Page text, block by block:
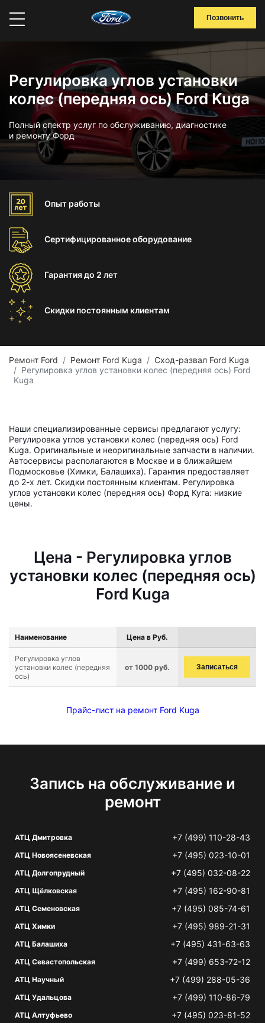
Позвонить
Регулировка углов установки
колес (передняя ось) Ford Kuga
Полный спектр услуг по обслуживанию, диагностике
и ремонту Форд
Опыт работы
Сертифицированноеоборудование
Гарантиядо 2 лет
Скидки постоянным клиентам
Ремонт Ford Ремонт Ford Kuga
Сход-развал Ford Kuga
Регулировка углов установки колес (передняя ось) Ford
Kuga
Наши специализированные сервисы предлагают услугу:
Регулировка углов установки колес (передняя ось) Ford
Kuga. Оригинальные и неоригинальные запчасти в наличии.
Автосервисы располагаются в Москве и в ближайшем
Подмосковье (Химки, Балашиха). Гарантия предоставляет
до 2-х лет. Скидки постоянным клиентам. Регулировка
углов установки колес (передняя ось) Форд Куга: низкие
цены.
Цена - Регулировка углов
установки колес (передняя ось)
Ford Kuga
Наименование Цена в Руб.
Регулировка углов
установки колес (передняя
ось)
от 1000 руб. Записаться
Прайс-лист на ремонт Ford Kuga
Запись на обслуживание и
ремонт
АТЦ Дмитровка +7 (499) 110-28-43
АТЦ Новоясеневская +7 (495) 023-10-01
АТЦ Долгопрудный +7 (495) 032-08-22
АТЦ Щёлковская +7 (495) 162-90-81
АТЦ Семеновская +7 (495) 085-74-61
АТЦ Химки +7 (495) 989-21-31
АТЦ Балашиха +7 (495) 431-63-63
АТЦ Севастопольская +7 (499) 653-72-12
АТЦ Научный +7 (499) 288-05-36
АТЦ Удальцова +7 (499) 110-86-79
АТЦ Алтуфьево +7 (495) 023-81-52